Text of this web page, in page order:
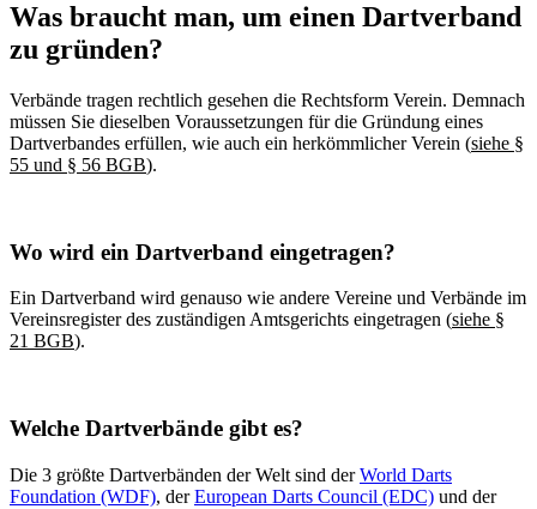
Was braucht man, um einen Dartverband
zu gründen?
Verbände tragen rechtlich gesehen die Rechtsform Verein. Demnach
müssen Sie dieselben Voraussetzungen für die Gründung eines
Dartverbandes erfüllen, wie auch ein herkömmlicher Verein (siehe §
55 und § 56 BGB).
Wo wird ein Dartverband eingetragen?
Ein Dartverband wird genauso wie andere Vereine und Verbände im
Vereinsregister des zuständigen Amtsgerichts eingetragen (siehe §
21 BGB).
Welche Dartverbände gibt es?
Die 3 größte Dartverbänden der Welt sind derWorld Darts
Foundation (WDF), derEuropean Darts Council (EDC) und der